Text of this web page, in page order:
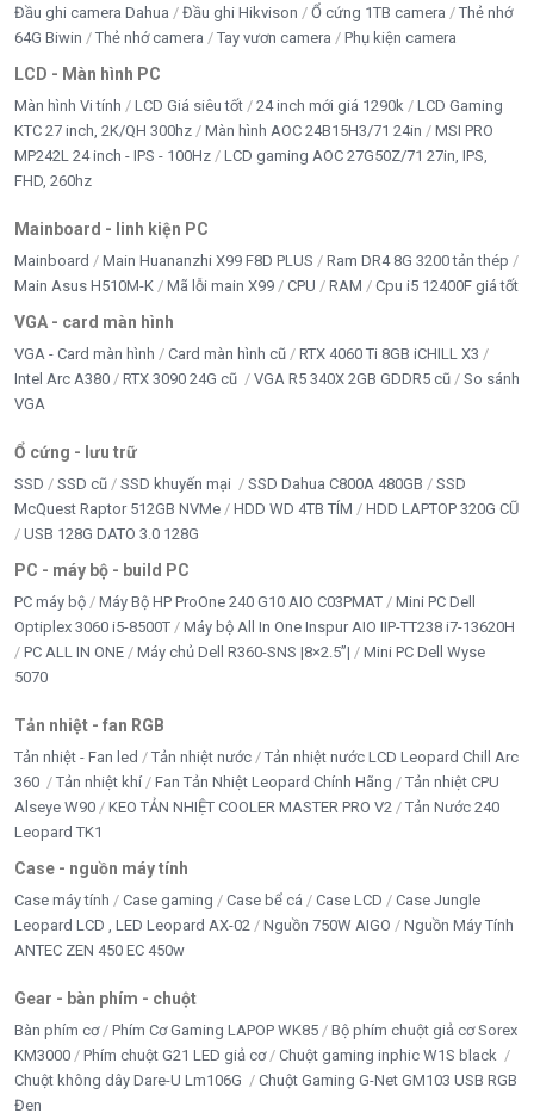
Đầu ghi camera Dahua Đầu ghi Hikvison Ổ cứng 1TB camera
Thẻ nhớ
64G Biwin
Thẻ nhớ camera Tay vươn camera Phụ kiện camera
LCD - Màn hình PC
Màn hình Vi tính LCD Giá siêu tốt 24 inch mới giá 1290k
LCD Gaming
KTC 27 inch, 2K/QH 300hz
Màn hình AOC 24B15H3/71 24in
MSI PRO
MP242L 24 inch - IPS - 100Hz
LCD gaming AOC 27G50Z/71 27in, IPS,
FHD, 260hz
Mainboard - linh kiện PC
Mainboard Main Huananzhi X99 F8D PLUS
Ram DR4 8G 3200 tản thép
Main Asus H510M-K
Mã lỗi main X99 CPU RAM Cpu i5 12400F giá tốt
VGA - card màn hình
VGA - Card màn hình Card màn hình cũ
RTX 4060 Ti 8GB iCHILL X3
Intel Arc A380
RTX 3090 24G cũ VGA R5 340X 2GB GDDR5 cũ
So sánh
VGA
Ổ cứng - lưu trữ
SSD SSD cũ SSD khuyến mại SSD Dahua C800A 480GB
SSD
McQuest Raptor 512GB NVMe
HDD WD 4TB TÍM
HDD LAPTOP 320G CŨ
USB 128G DATO 3.0 128G
PC - máy bộ - build PC
PC máy bộ Máy Bộ HP ProOne 240 G10 AIO C03PMAT
Mini PC Dell
Optiplex 3060 i5-8500T
Máy bộ All In One Inspur AIO IIP-TT238 i7-13620H
PC ALL IN ONE
Máy chủ Dell R360-SNS |8×2.5”|
Mini PC Dell Wyse
5070
Tản nhiệt - fan RGB
Tản nhiệt - Fan led Tản nhiệt nước
Tản nhiệt nước LCD Leopard Chill Arc
360
Tản nhiệt khí Fan Tản Nhiệt Leopard Chính Hãng
Tản nhiệt CPU
Alseye W90
KEO TẢN NHIỆT COOLER MASTER PRO V2
Tản Nước 240
Leopard TK1
Case - nguồn máy tính
Case máy tính Case gaming Case bể cá Case LCD
Case Jungle
Leopard LCD , LED Leopard AX-02
Nguồn 750W AIGO
Nguồn Máy Tính
ANTEC ZEN 450 EC 450w
Gear - bàn phím - chuột
Bàn phím cơ Phím Cơ Gaming LAPOP WK85
Bộ phím chuột giả cơ Sorex
KM3000
Phím chuột G21 LED giả cơ
Chuột gaming inphic W1S black
Chuột không dây Dare-U Lm106G
Chuột Gaming G-Net GM103 USB RGB
Đen